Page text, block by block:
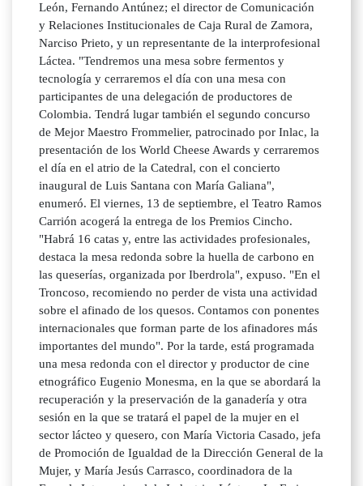
León, Fernando Antúnez; el director de Comunicación
y Relaciones Institucionales de Caja Rural de Zamora,
Narciso Prieto, y un representante de la interprofesional
Láctea. "Tendremos una mesa sobre fermentos y
tecnología y cerraremos el día con una mesa con
participantes de una delegación de productores de
Colombia. Tendrá lugar también el segundo concurso
de Mejor Maestro Frommelier, patrocinado por Inlac, la
presentación de los World Cheese Awards y cerraremos
el día en el atrio de la Catedral, con el concierto
inaugural de Luis Santana con María Galiana",
enumeró. El viernes, 13 de septiembre, el Teatro Ramos
Carrión acogerá la entrega de los Premios Cincho.
"Habrá 16 catas y, entre las actividades profesionales,
destaca la mesa redonda sobre la huella de carbono en
las queserías, organizada por Iberdrola", expuso. "En el
Troncoso, recomiendo no perder de vista una actividad
sobre el afinado de los quesos. Contamos con ponentes
internacionales que forman parte de los afinadores más
importantes del mundo". Por la tarde, está programada
una mesa redonda con el director y productor de cine
etnográfico Eugenio Monesma, en la que se abordará la
recuperación y la preservación de la ganadería y otra
sesión en la que se tratará el papel de la mujer en el
sector lácteo y quesero, con María Victoria Casado, jefa
de Promoción de Igualdad de la Dirección General de la
Mujer, y María Jesús Carrasco, coordinadora de la